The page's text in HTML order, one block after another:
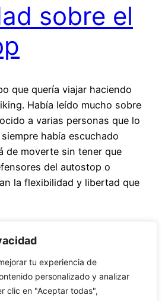
tu experiencia de
personalizado y analizar
clic en "Aceptar todas",
sobre el
que quería viajar haciendo
Había leído mucho sobre
a varias personas que lo
había escuchado
de moverte sin tener que
del autostop o
la flexibilidad y libertad que